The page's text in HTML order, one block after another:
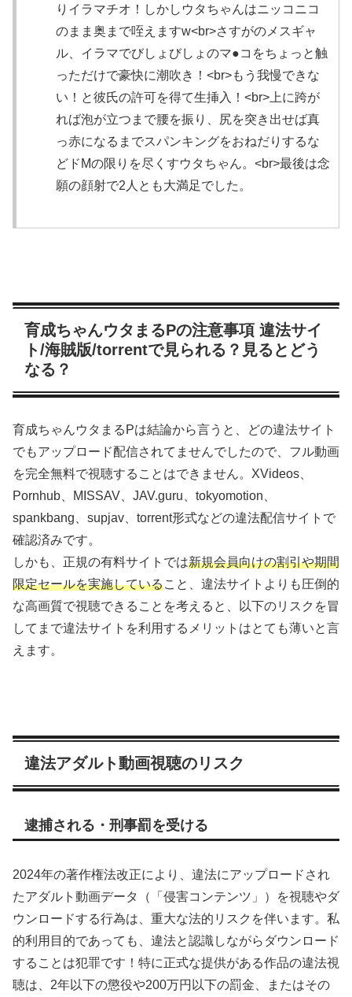
りイラマチオ！しかしウタちゃんはニッコニコ
のまま奥まで咥えますw<br>さすがのメスギャ
ル、イラマでびしょびしょのマ●コをちょっと触
っただけで豪快に潮吹き！<br>もう我慢できな
い！と彼氏の許可を得て生挿入！<br>上に跨が
れば泡が立つまで腰を振り、尻を突き出せば真
っ赤になるまでスパンキングをおねだりするな
どドMの限りを尽くすウタちゃん。<br>最後は念
願の顔射で2人とも大満足でした。
育成ちゃんウタまるPの注意事項 違法サイ
ト/海賊版/torrentで見られる？見るとどう
なる？
育成ちゃんウタまるPは結論から言うと、どの違法サイト
でもアップロード配信されてませんでしたので、フル動画
を完全無料で視聴することはできません。XVideos、
Pornhub、MISSAV、JAV.guru、tokyomotion、
spankbang、supjav、torrent形式などの違法配信サイトで
確認済みです。
しかも、正規の有料サイトでは新規会員向けの割引や期間
限定セールを実施していること、違法サイトよりも圧倒的
な高画質で視聴できることを考えると、以下のリスクを冒
してまで違法サイトを利用するメリットはとても薄いと言
えます。
違法アダルト動画視聴のリスク
逮捕される・刑事罰を受ける
2024年の著作権法改正により、違法にアップロードされ
たアダルト動画データ（「侵害コンテンツ」）を視聴やダ
ウンロードする行為は、重大な法的リスクを伴います。私
的利用目的であっても、違法と認識しながらダウンロード
することは犯罪です！特に正式な提供がある作品の違法視
聴は、2年以下の懲役や200万円以下の罰金、またはその